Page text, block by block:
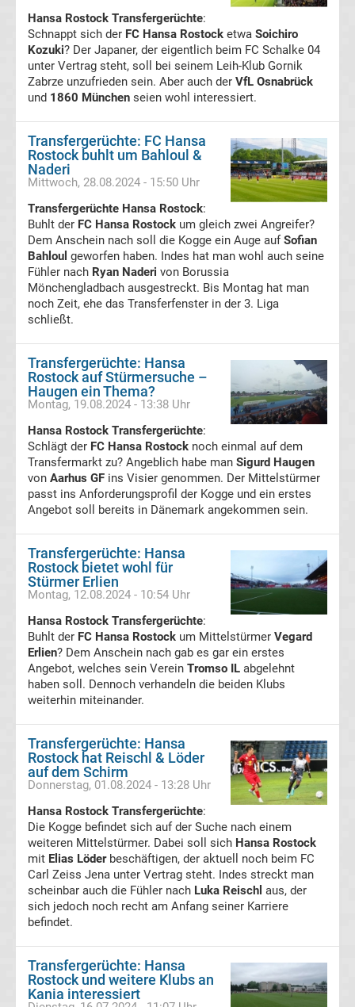
Alemannia
Aachen
Arminia
Bielefeld
Transfergerüchte
Bayer
Leverkusen
Transfergerüchte
Bayern
Transfergerüchte
Borussia
Dortmund
Transfergerüchte
Borussia
Mönchengladbach
Transfergerüchte
FC
Transfergerüchte
Dynamo
Dresden
Transfergerüchte
Eintracht
Braunschweig
Hansa Rostock Transfergerüchte:
Schnappt sich der FC Hansa Rostock etwa Soichiro
Kozuki? Der Japaner, der eigentlich beim FC Schalke 04
unter Vertrag steht, soll bei seinem Leih-Klub Gornik
Zabrze unzufrieden sein. Aber auch der VfL Osnabrück
und 1860 München seien wohl interessiert.
Transfergerüchte: FC Hansa
Rostock buhlt um Bahloul &
Naderi
Mittwoch, 28.08.2024 - 15:50 Uhr
Transfergerüchte Hansa Rostock:
Buhlt der FC Hansa Rostock um gleich zwei Angreifer?
Dem Anschein nach soll die Kogge ein Auge aufSofian
Bahloul geworfen haben. Indes hat man wohl auch seine
Fühler nach Ryan Naderi von Borussia
Mönchengladbach ausgestreckt. Bis Montag hat man
noch Zeit, ehe das Transferfenster in der 3. Liga
schließt.
Transfergerüchte: Hansa
Rostock auf Stürmersuche –
Haugen ein Thema?
Montag, 19.08.2024 - 13:38 Uhr
Hansa Rostock Transfergerüchte:
Schlägt der FC Hansa Rostock noch einmal auf dem
Transfermarkt zu? Angeblich habe man Sigurd Haugen
von Aarhus GF ins Visier genommen. Der Mittelstürmer
passt ins Anforderungsprofil der Kogge und ein erstes
Angebot soll bereits in Dänemark angekommen sein.
Transfergerüchte: Hansa
Rostock bietet wohl für
Stürmer Erlien
Montag, 12.08.2024 - 10:54 Uhr
Hansa Rostock Transfergerüchte:
Buhlt der FC Hansa Rostock um Mittelstürmer Vegard
Erlien? Dem Anschein nach gab es gar ein erstes
Angebot, welches sein Verein Tromso IL abgelehnt
haben soll. Dennoch verhandeln die beiden Klubs
weiterhin miteinander.
Transfergerüchte: Hansa
Rostock hat Reischl & Löder
auf dem Schirm
Donnerstag, 01.08.2024 - 13:28 Uhr
Hansa Rostock Transfergerüchte:
Die Kogge befindet sich auf der Suche nach einem
weiteren Mittelstürmer. Dabei soll sich Hansa Rostock
mit Elias Löderbeschäftigen, der aktuell noch beim FC
Carl Zeiss Jena unter Vertrag steht. Indes streckt man
scheinbar auch die Fühler nach Luka Reischl aus, der
sich jedoch noch recht am Anfang seiner Karriere
befindet.
Transfergerüchte: Hansa
Rostock und weitere Klubs an
Kania interessiert